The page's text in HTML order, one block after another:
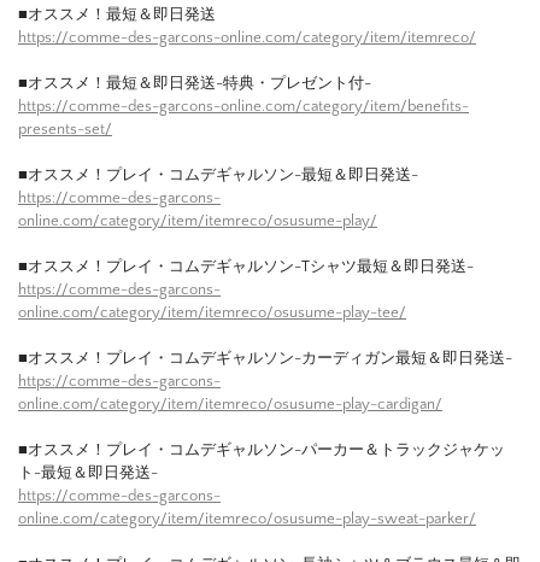
■オススメ！最短＆即日発送
https://comme-des-garcons-online.com/category/item/itemreco/
■オススメ！最短＆即日発送-特典・プレゼント付-
https://comme-des-garcons-online.com/category/item/benefits-
presents-set/
■オススメ！プレイ・コムデギャルソン-最短＆即日発送-
https://comme-des-garcons-
online.com/category/item/itemreco/osusume-play/
■オススメ！プレイ・コムデギャルソン-Tシャツ最短＆即日発送-
https://comme-des-garcons-
online.com/category/item/itemreco/osusume-play-tee/
■オススメ！プレイ・コムデギャルソン-カーディガン最短＆即日発送-
https://comme-des-garcons-
online.com/category/item/itemreco/osusume-play-cardigan/
■オススメ！プレイ・コムデギャルソン-パーカー＆トラックジャケッ
ト-最短＆即日発送-
https://comme-des-garcons-
online.com/category/item/itemreco/osusume-play-sweat-parker/